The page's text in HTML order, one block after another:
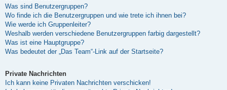
Was sind Benutzergruppen?
Wo finde ich die Benutzergruppen und wie trete ich ihnen bei?
Wie werde ich Gruppenleiter?
Weshalb werden verschiedene Benutzergruppen farbig dargestellt?
Was ist eine Hauptgruppe?
Was bedeutet der „Das Team“-Link auf der Startseite?
Private Nachrichten
Ich kann keine Privaten Nachrichten verschicken!